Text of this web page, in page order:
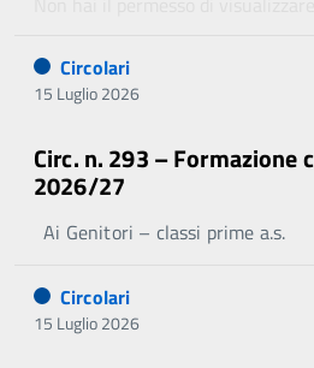
Circolari
15 Luglio 2026
Circ. n. 293 – Formazione
2026/27
Ai Genitori – classi prime a.s.
Circolari
15 Luglio 2026